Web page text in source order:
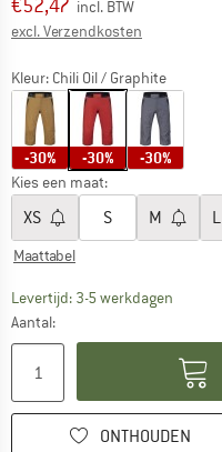
€52,47 incl. BTW
excl. Verzendkosten
Kleur: Chili Oil / Graphite
-30% -30% -30%
Kies een maat:
XS S M L
Maattabel
Levertijd: 3-5 werkdagen
Aantal:
ONTHOUDEN